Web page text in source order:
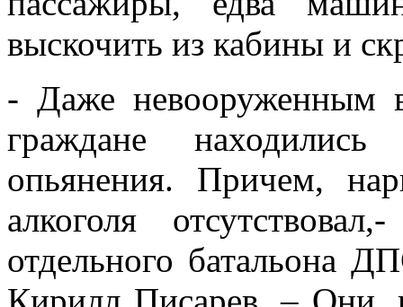
выскочить из кабины и
- Даже невооруженным
граждане
опьянения. Причем,
алкоголя
отдельного батальона